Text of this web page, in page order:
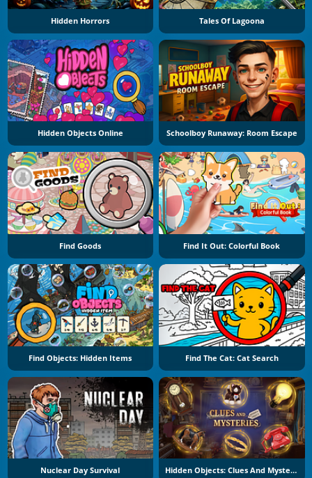
Hidden Horrors Tales Of Lagoona
Hidden Objects Online Schoolboy Runaway: Room Escape
Find Goods Find It Out: Colorful Book
Find Objects: Hidden Items Find The Cat: Cat Search
Nuclear Day Survival Hidden Objects: Clues And Mysteries